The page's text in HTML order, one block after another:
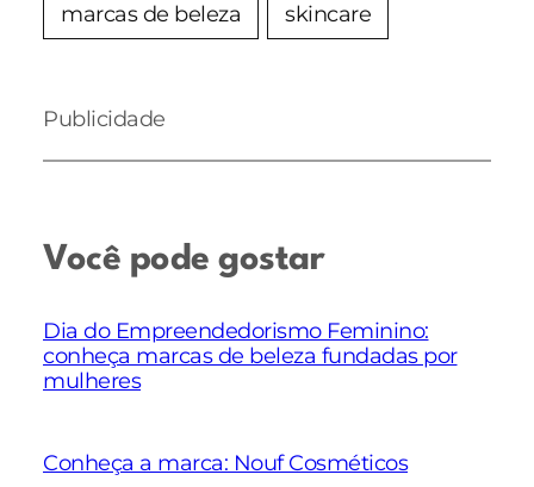
marcas de beleza skincare
Publicidade
Você pode gostar
Dia do Empreendedorismo Feminino:
conheça marcas de beleza fundadas por
mulheres
Conheça a marca: Nouf Cosméticos